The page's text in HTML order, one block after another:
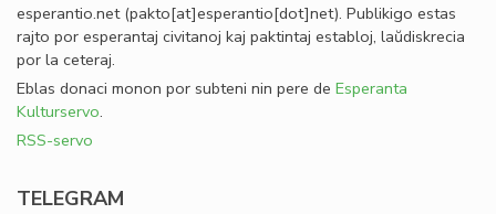
esperantio.net(pakto[at]esperantio[dot]net). Publikigo estas
rajto por esperantaj civitanoj kaj paktintaj establoj, laŭdiskrecia
por la ceteraj.
Eblas donaci monon por subteni nin pere de Esperanta
Kulturservo.
RSS-servo
TELEGRAM